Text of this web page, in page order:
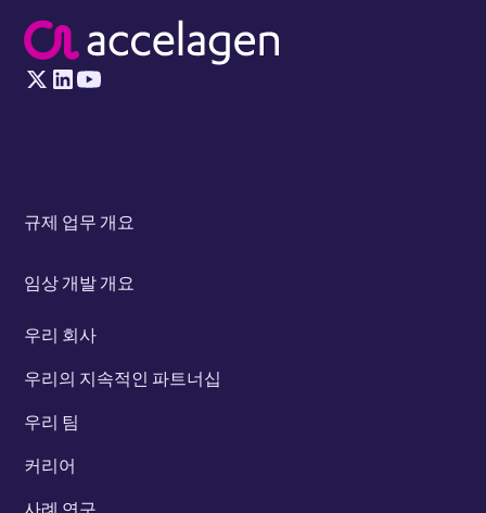
규제 업무 개요
임상 개발 개요
우리 회사
우리의 지속적인 파트너십
우리 팀
커리어